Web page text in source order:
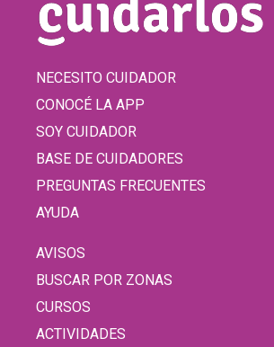
NECESITO CUIDADOR
CONOCÉ LA APP
SOY CUIDADOR
BASE DE CUIDADORES
PREGUNTAS FRECUENTES
AYUDA
AVISOS
BUSCAR POR ZONAS
CURSOS
ACTIVIDADES